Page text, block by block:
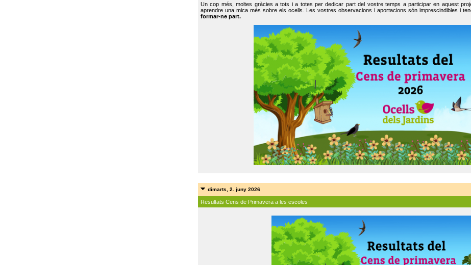
Un cop més, moltes gràcies a tots i a totes per dedicar part del vostre temps a participar en aquest
aprendre una mica més sobre els ocells. Les vostres observacions i aportacions són imprescindibles i
formar-ne part.
dimarts, 2. juny 2026
Resultats Cens de Primavera a les escoles